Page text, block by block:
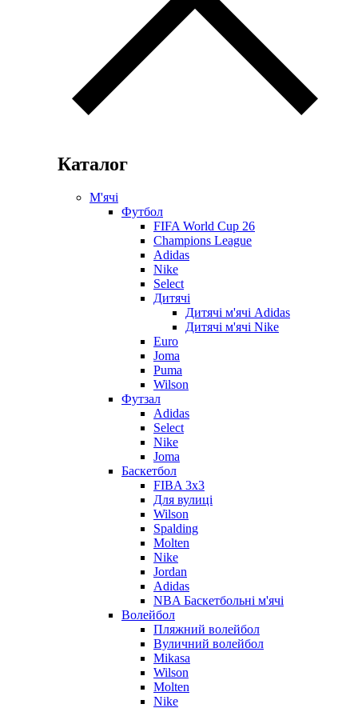
Каталог
М'ячі
Футбол
FIFA World Cup 26
Champions League
Adidas
Nike
Select
Дитячі
Дитячі м'ячі Adidas
Дитячі м'ячі Nike
Euro
Joma
Puma
Wilson
Футзал
Adidas
Select
Nike
Joma
Баскетбол
FIBA 3x3
Для вулиці
Wilson
Spalding
Molten
Nike
Jordan
Adidas
NBA Баскетбольні м'ячі
Волейбол
Пляжний волейбол
Вуличний волейбол
Mikasa
Wilson
Molten
Nike